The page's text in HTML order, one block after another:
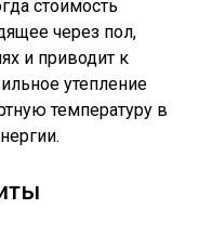
стоимость
через пол,
и приводит к
утепление
температуру в